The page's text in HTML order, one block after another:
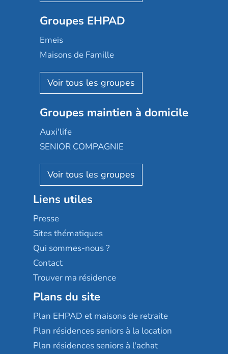
Mobicap
Domusvi
Happy Senior
Aquarelia
Nexity edenea
Les jardins d'Arcadie
Occitalia
Appartseniors
Reseda
Stella management
Les villages d'or
Sérénys
Résidences services Villa Médicis
Groupes EHPAD
Emeis
Maisons de Famille
Korian
Emera
Groupe SOS
Le Noble Âge
Almage
Résidalya
Groupe aplus
Groupes maintien à domicile
Auxi'life
SENIOR COMPAGNIE
AGE D'OR Services
Liens utiles
Presse
Sites thématiques
Qui sommes-nous ?
Contact
Trouver ma résidence
Plans du site
Plan EHPAD et maisons de retraite
Plan résidences seniors à la location
Plan résidences seniors à l'achat